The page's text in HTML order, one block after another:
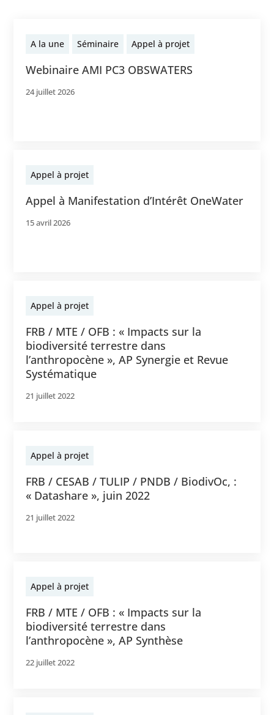
A la une Séminaire Appel à projet
Webinaire AMI PC3 OBSWATERS
24 juillet 2026
Appel à projet
Appel à Manifestation d’Intérêt OneWater
15 avril 2026
Appel à projet
FRB / MTE / OFB : « Impacts sur la
biodiversité terrestre dans
l’anthropocène », AP Synergie et Revue
Systématique
21 juillet 2022
Appel à projet
FRB / CESAB / TULIP / PNDB / BiodivOc, :
« Datashare », juin 2022
21 juillet 2022
Appel à projet
FRB / MTE / OFB : « Impacts sur la
biodiversité terrestre dans
l’anthropocène », AP Synthèse
22 juillet 2022